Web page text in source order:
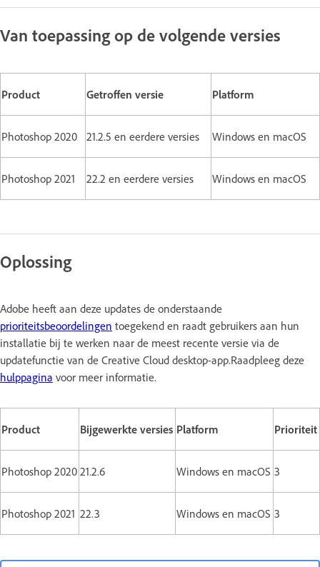
Van toepassing op de volgende versies
Product Getroffen versie Platform
Photoshop 2020 21.2.5 en eerdere versies Windows en macOS
Photoshop 2021 22.2 en eerdere versies Windows en macOS
Oplossing
Adobe heeft aan deze updates de onderstaande
prioriteitsbeoordelingen toegekend en raadt gebruikers aan hun
installatie bij te werken naar de meest recente versie via de
updatefunctie van de Creative Cloud desktop-app.Raadpleeg deze
hulppagina voor meer informatie.
Product Bijgewerkte versies Platform Prioriteit
Photoshop 2020 21.2.6 Windows en macOS 3
Photoshop 2021 22.3 Windows en macOS 3